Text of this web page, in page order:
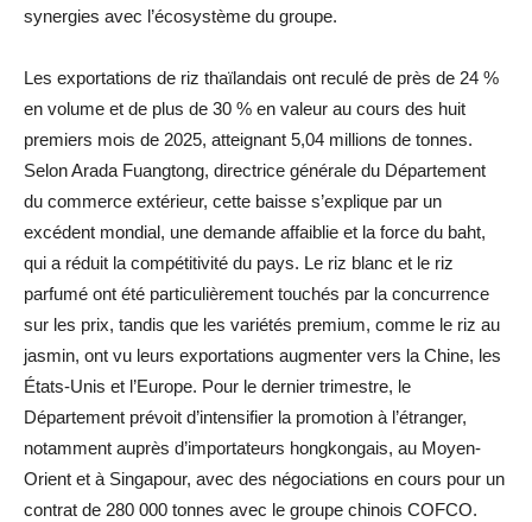
synergies avec l’écosystème du groupe.
Les exportations de riz thaïlandais ont reculé de près de 24 %
en volume et de plus de 30 % en valeur au cours des huit
premiers mois de 2025, atteignant 5,04 millions de tonnes.
Selon Arada Fuangtong, directrice générale du Département
du commerce extérieur, cette baisse s’explique par un
excédent mondial, une demande affaiblie et la force du baht,
qui a réduit la compétitivité du pays. Le riz blanc et le riz
parfumé ont été particulièrement touchés par la concurrence
sur les prix, tandis que les variétés premium, comme le riz au
jasmin, ont vu leurs exportations augmenter vers la Chine, les
États-Unis et l’Europe. Pour le dernier trimestre, le
Département prévoit d’intensifier la promotion à l’étranger,
notamment auprès d’importateurs hongkongais, au Moyen-
Orient et à Singapour, avec des négociations en cours pour un
contrat de 280 000 tonnes avec le groupe chinois COFCO.